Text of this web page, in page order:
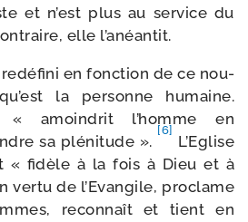
et n’est plus au ser­vice du
elle l’anéantit.
en fonc­tion de ce nou­
la per­sonne humaine.
amoin­drit l’homme en
sa plé­ni­tude ».
[6]
L’Eglise
« fidèle à la fois à Dieu et à
ver­tu de l’Evangile, pro­clame
recon­naît et tient en